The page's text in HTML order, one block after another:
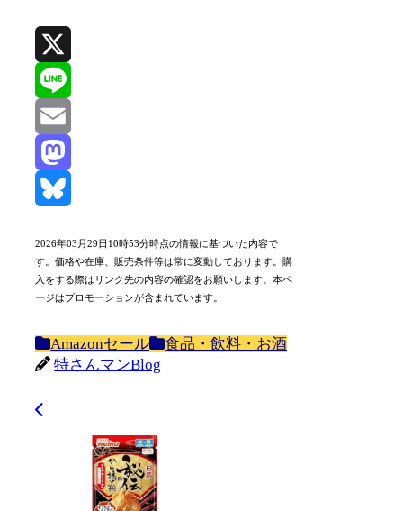
X
Line
Email
Mastodon
2026年03月29日10時53分時点の情報に基づいた内容で
す。価格や在庫、販売条件等は常に変動しております。購
入をする際はリンク先の内容の確認をお願いします。本ペ
ージはプロモーションが含まれています。
Amazonセール
食品・飲料・お酒
特さんマンBlog